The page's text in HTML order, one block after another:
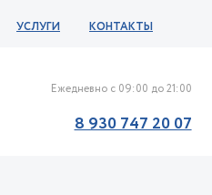
УСЛУГИ КОНТАКТЫ
Ежедневно с 09:00 до 21:00
8 930 747 20 07